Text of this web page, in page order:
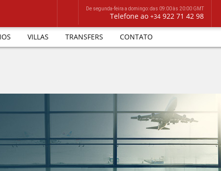
De segunda-feira a domingo: das 09:00 às 20:00 GMT
Telefone ao +34 922 71 42 98
VILLAS TRANSFERS CONTATO